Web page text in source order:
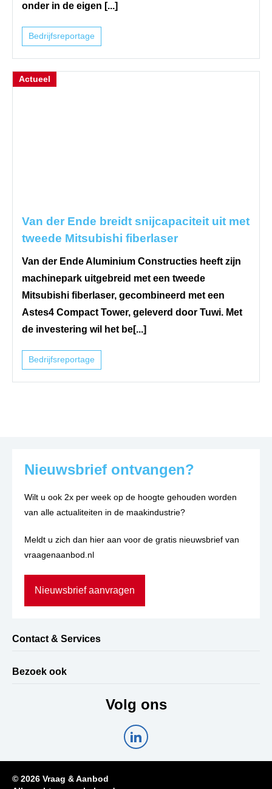
onder in de eigen [...]
Bedrijfsreportage
Actueel
Van der Ende breidt snijcapaciteit uit met
tweede Mitsubishi fiberlaser
Van der Ende Aluminium Constructies heeft zijn
machinepark uitgebreid met een tweede
Mitsubishi fiberlaser, gecombineerd met een
Astes4 Compact Tower, geleverd door Tuwi. Met
de investering wil het be[...]
Bedrijfsreportage
Nieuwsbrief ontvangen?
Wilt u ook 2x per week op de hoogte gehouden worden
van alle actualiteiten in de maakindustrie?
Meldt u zich dan hier aan voor de gratis nieuwsbrief van
vraagenaanbod.nl
Nieuwsbrief aanvragen
Contact & Services
Bezoek ook
Volg ons
© 2026 Vraag & Aanbod